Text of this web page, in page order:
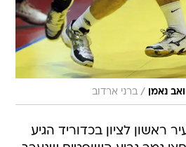
נאמן / ברני ארדוב
ראשון לציון בכדוריד הגיע